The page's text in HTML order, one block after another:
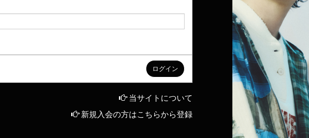
当サイトについて
新規入会の方はこちらから登録